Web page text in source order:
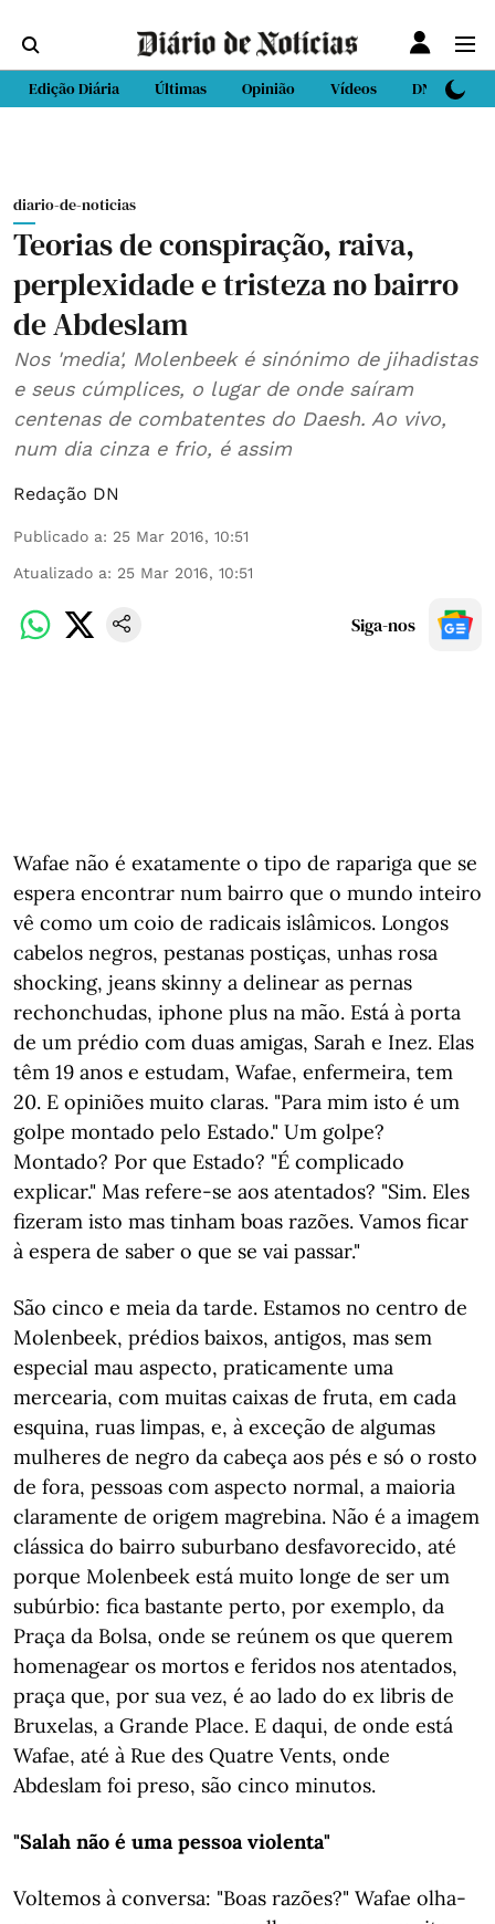
Edição Diária Últimas Opinião Vídeos DN Sport
diario-de-noticias
Teorias de conspiração, raiva,
perplexidade e tristeza no bairro
de Abdeslam
Nos 'media', Molenbeek é sinónimo de jihadistas
e seus cúmplices, o lugar de onde saíram
centenas de combatentes do Daesh. Ao vivo,
num dia cinza e frio, é assim
Redação DN
Publicado a: 25 Mar 2016, 10:51
Atualizado a: 25 Mar 2016, 10:51
Siga-nos
Wafae não é exatamente o tipo de rapariga que se
espera encontrar num bairro que o mundo inteiro
vê como um coio de radicais islâmicos. Longos
cabelos negros, pestanas postiças, unhas rosa
shocking, jeans skinny a delinear as pernas
rechonchudas, iphone plus na mão. Está à porta
de um prédio com duas amigas, Sarah e Inez. Elas
têm 19 anos e estudam, Wafae, enfermeira, tem
20. E opiniões muito claras. "Para mim isto é um
golpe montado pelo Estado." Um golpe?
Montado? Por que Estado? "É complicado
explicar." Mas refere-se aos atentados? "Sim. Eles
fizeram isto mas tinham boas razões. Vamos ficar
à espera de saber o que se vai passar."
São cinco e meia da tarde. Estamos no centro de
Molenbeek, prédios baixos, antigos, mas sem
especial mau aspecto, praticamente uma
mercearia, com muitas caixas de fruta, em cada
esquina, ruas limpas, e, à exceção de algumas
mulheres de negro da cabeça aos pés e só o rosto
de fora, pessoas com aspecto normal, a maioria
claramente de origem magrebina. Não é a imagem
clássica do bairro suburbano desfavorecido, até
porque Molenbeek está muito longe de ser um
subúrbio: fica bastante perto, por exemplo, da
Praça da Bolsa, onde se reúnem os que querem
homenagear os mortos e feridos nos atentados,
praça que, por sua vez, é ao lado do ex libris de
Bruxelas, a Grande Place. E daqui, de onde está
Wafae, até à Rue des Quatre Vents, onde
Abdeslam foi preso, são cinco minutos.
"Salah não é uma pessoa violenta"
Voltemos à conversa: "Boas razões?" Wafae olha-